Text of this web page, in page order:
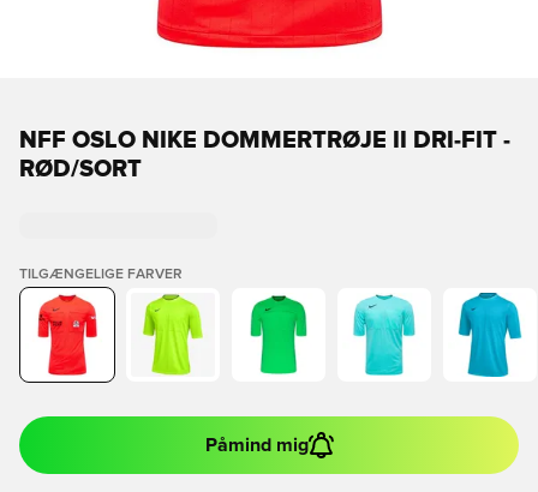
NFF OSLO NIKE DOMMERTRØJE II DRI-FIT -
RØD/SORT
TILGÆNGELIGE FARVER
Påmind mig